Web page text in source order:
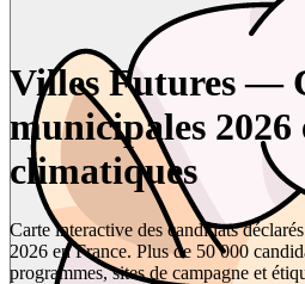
Villes Futures —
municipales
climatiques
Carte interactive des candidats
2026 en France. Plus de 50 000
programmes, sites de campagne et